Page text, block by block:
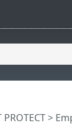
PROTECT>